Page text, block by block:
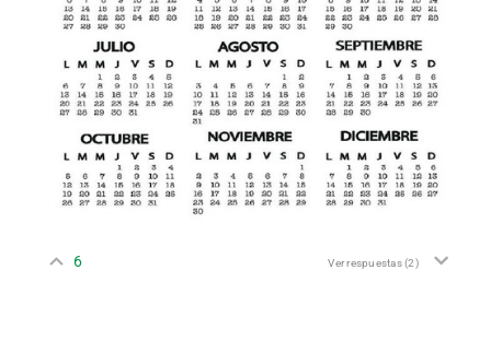
6 Ver respuestas(2)